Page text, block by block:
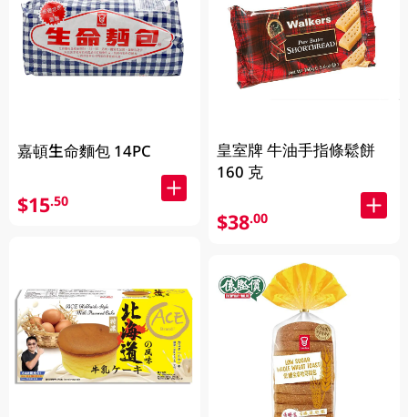
嘉頓生命麵包 14PC
$15.50
皇室牌 牛油手指條鬆餅
160 克
$38.00